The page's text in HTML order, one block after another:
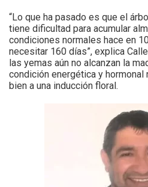
“Lo que ha pasado es que el
tiene dificultad para acumular
condiciones normales hace en
necesitar 160 días”, explica
las yemas aún no alcanzan la
condición energética y
bien a una inducción floral.